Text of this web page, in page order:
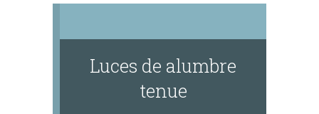
Luces de alumbre
tenue